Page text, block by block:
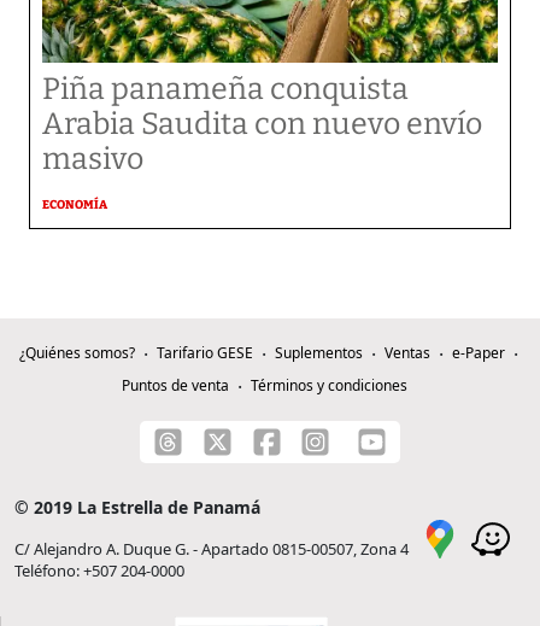
Piña panameña conquista
Arabia Saudita con nuevo envío
masivo
ECONOMÍA
¿Quiénes somos? Tarifario GESE Suplementos Ventas
e-Paper
Puntos de venta
Términos y condiciones
© 2019 La Estrella de Panamá
C/ Alejandro A. Duque G. - Apartado 0815-00507, Zona 4
Teléfono: +507 204-0000